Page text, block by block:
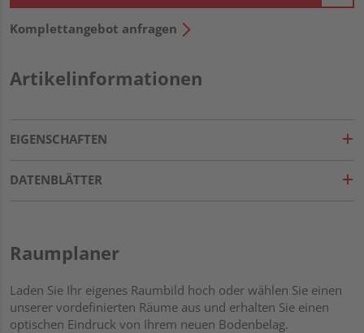
Komplettangebot anfragen
Artikelinformationen
EIGENSCHAFTEN
DATENBLÄTTER
Raumplaner
Laden Sie Ihr eigenes Raumbild hoch oder wählen Sie einen
unserer vordefinierten Räume aus und erhalten Sie einen
optischen Eindruck von Ihrem neuen Bodenbelag.